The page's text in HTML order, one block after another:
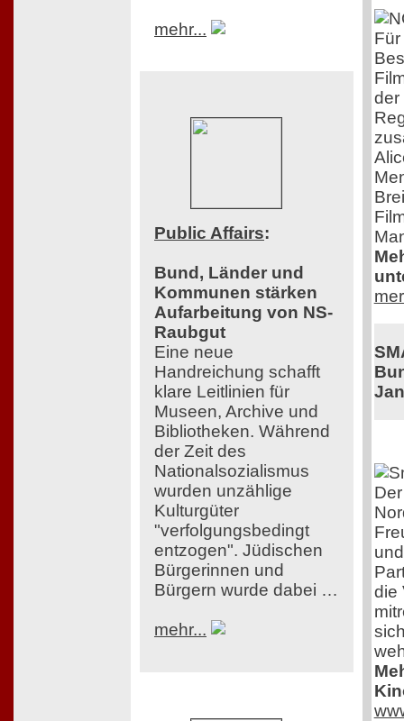
mehr...
Public Affairs:
Bund, Länder und
Kommunen stärken
Aufarbeitung von NS-
Raubgut
Eine neue
Handreichung schafft
klare Leitlinien für
Museen, Archive und
Bibliotheken. Während
der Zeit des
Nationalsozialismus
wurden unzählige
Kulturgüter
"verfolgungsbedingt
entzogen". Jüdischen
Bürgerinnen und
Bürgern wurde dabei …
mehr...
der
die